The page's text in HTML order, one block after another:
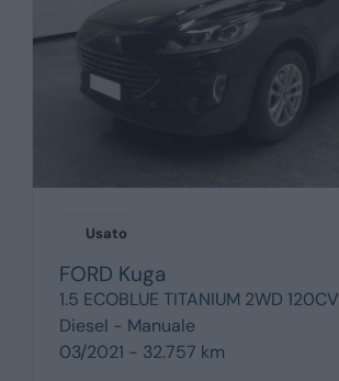
Usato
FORD Kuga
1.5 ECOBLUE TITANIUM 2WD 120CV
Diesel - Manuale
03/2021 - 32.757 km